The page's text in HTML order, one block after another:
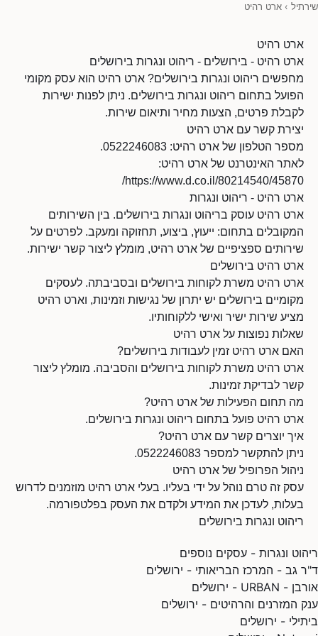
שירתיל › ארט רהיט
ארט רהיט
ארט רהיט - בירושלים - ריהוט ונגרות בירושלים
מחפשים ריהוט ונגרות בירושלים? ארט רהיט הוא עסק מקומי
הפועל בתחום ריהוט ונגרות בירושלים. ניתן לפנות ישירות
לקבלת פרטים, הצעות מחיר ותיאום שירות.
יצירת קשר עם ארט רהיט
מספר הטלפון של ארט רהיט: 0522246083.
לאתר האינטרנט של ארט רהיט:
https://www.d.co.il/80214540/45870/
ארט רהיט - ריהוט ונגרות
ארט רהיט עוסק בריהוט ונגרות בירושלים. בין השירותים
המקובלים בתחום: ייעוץ, ביצוע, תחזוקה ומעקב. לפרטים על
שירותים ספציפיים של ארט רהיט, מומלץ ליצור קשר ישירות.
ארט רהיט בירושלים
ארט רהיט משרת לקוחות בירושלים ובסביבתה. לעסקים
מקומיים בירושלים יש יתרון של נגישות וזמינות, וארט רהיט
מציע שירות ישיר ואישי ללקוחותיו.
שאלות נפוצות על ארט רהיט
האם ארט רהיט זמין לעבודות בירושלים?
ארט רהיט משרת לקוחות בירושלים והסביבה. מומלץ ליצור
קשר לבדיקת זמינות.
מה תחום הפעילות של ארט רהיט?
ארט רהיט פועל בתחום ריהוט ונגרות בירושלים.
איך יוצרים קשר עם ארט רהיט?
ניתן להתקשר למספר 0522246083.
ניהול הפרופיל של ארט רהיט
עסק זה טרם נוהל על ידי בעליו. בעלי ארט רהיט מוזמנים לדרוש
בעלות, לעדכן את המידע ולקדם את העסק בפלטפורמה.
ריהוט ונגרות בירושלים
ריהוט ונגרות - עסקים נוספים
ד"ר גב - המרכז הבריאותי - ירושלים
אורבן - URBAN - ירושלים
ענק המזרנים והרהיטים - ירושלים
ביתילי - ירושלים